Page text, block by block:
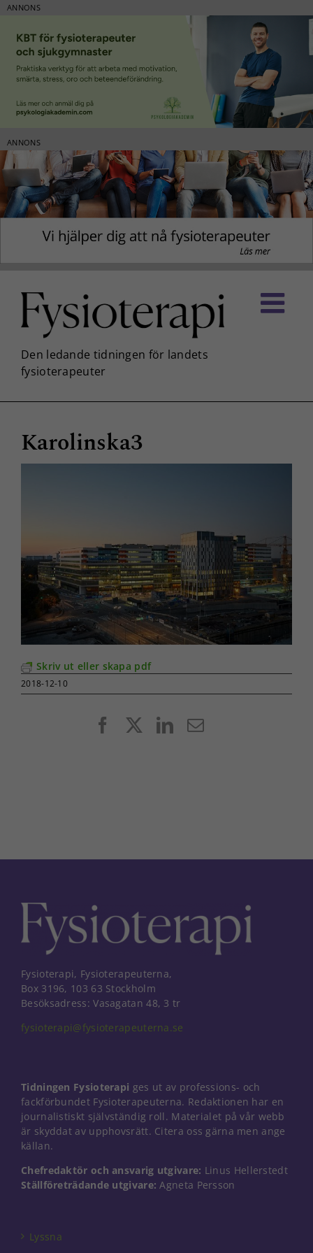
ANNONS
ANNONS
innehållet
Karolinska3
Skriv ut eller skapa pdf
2018-12-10
FacebookLinkedIn
E-
Fysioterapi, Fysioterapeuterna,
Box 3196, 103 63 Stockholm
Besöksadress: Vasagatan 48, 3 tr
fysioterapi@fysioterapeuterna.se
Tidningen Fysioterapi ges ut av professions- och
fackförbundet Fysioterapeuterna. Redaktionen har en
journalistiskt självständig roll. Materialet på vår webb
är skyddat av upphovsrätt. Citera oss gärna men ange
källan.
Chefredaktör och ansvarig utgivare: Linus Hellerstedt
Ställföreträdande utgivare: Agneta Persson
Lyssna
Nödvändiga